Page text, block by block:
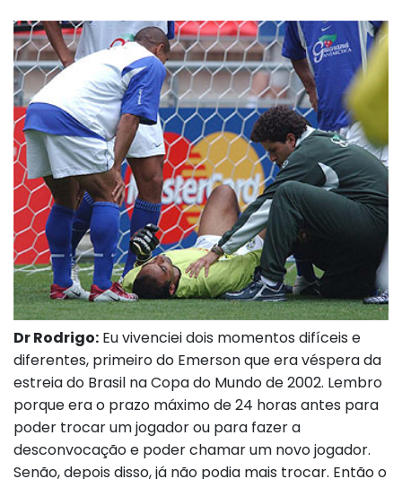
Dr Rodrigo: Eu vivenciei dois momentos difíceis e
diferentes, primeiro do Emerson que era véspera da
estreia do Brasil na Copa do Mundo de 2002. Lembro
porque era o prazo máximo de 24 horas antes para
poder trocar um jogador ou para fazer a
desconvocação e poder chamar um novo jogador.
Senão, depois disso, já não podia mais trocar. Então o